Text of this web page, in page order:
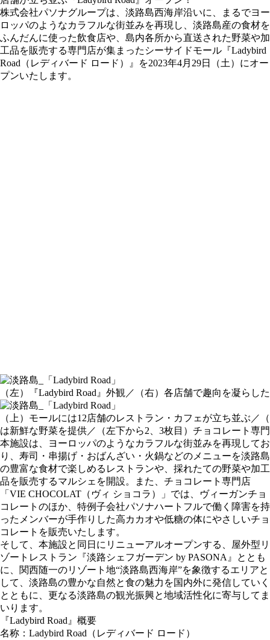
株式会社パソナグループは、淡路島西海岸沿いに、まるでヨー
ロッパのようなカラフルな街並みを再現し、淡路島産の食材を
ふんだんに使った飲食店や、島内各所から直送された野菜や加
工品を販売する専門店が集まったシーサイドモール『Ladybird
Road（レディバード ロード）』を2023年4月29日（土）にオー
プンいたします。
（左）『Ladybird Road』外観／（右）各店舗で趣向を凝らし
（上）モールには12店舗のレストラン・カフェが立ち並ぶ／
は新鮮な野菜を提供／（左下から2、3枚目）チョコレート専
本施設は、ヨーロッパのようなカラフルな街並みを再現してお
り、寿司・串揚げ・おばんざい・火鍋などのメニューを淡路島
の豊富な食材で楽しめるレストランや、採れたての野菜や加工
品を販売するマルシェを開設。また、チョコレート専門店
「VIE CHOCOLAT（ヴィ ショコラ）」では、ヴィーガンチョ
コレートのほか、特例子会社パソナハートフルで働く障害を持
ったメンバーが手作りした高カカオや低糖の体にやさしいチョ
コレートを販売いたします。
そして、本施設と同日にリニューアルオープンする、屋外型リ
ゾートレストラン『淡路シェフガーデン by PASONA』ととも
に、関西随一のリゾート地“淡路島西海岸”を象徴するエリアと
して、淡路島の豊かな自然と食の魅力を国内外に発信していく
とともに、更なる淡路島の観光振興と地域活性化に寄与してま
いります。
『Ladybird Road』概要
名称：Ladybird Road（レディバード ロード）